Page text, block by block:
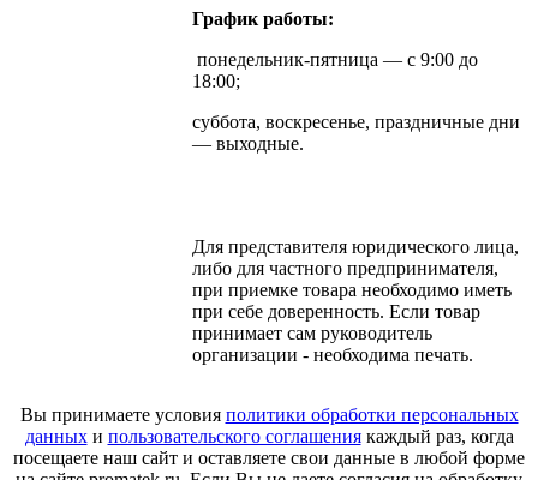
График работы:
понедельник-пятница — с 9:00 до
18:00;
суббота, воскресенье, праздничные дни
— выходные.
Для представителя юридического лица,
либо для частного предпринимателя,
при приемке товара необходимо иметь
при себе доверенность. Если товар
принимает сам руководитель
организации - необходима печать.
Вы принимаете условия политики обработки персональных
данныхи пользовательского соглашениякаждый раз, когда
посещаете наш сайт и оставляете свои данные в любой форме